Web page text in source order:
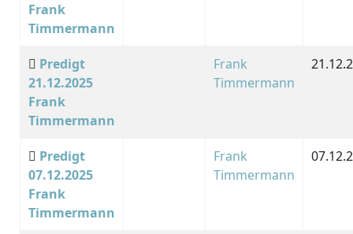
Frank
Timmermann
Predigt
21.12.2025
Frank
Timmermann
Frank
Timmermann
Predigt
07.12.2025
Frank
Timmermann
Frank
Timmermann